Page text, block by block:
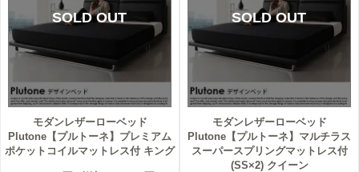
SOLD OUT
モダンレザーローベッド
Plutone【プルトーネ】プレミアム
ポケットコイルマットレス付 キング
SOLD OUT
モダンレザーローベッド
Plutone【プルトーネ】マルチラス
スーパースプリングマットレス付
(SS×2) クイーン